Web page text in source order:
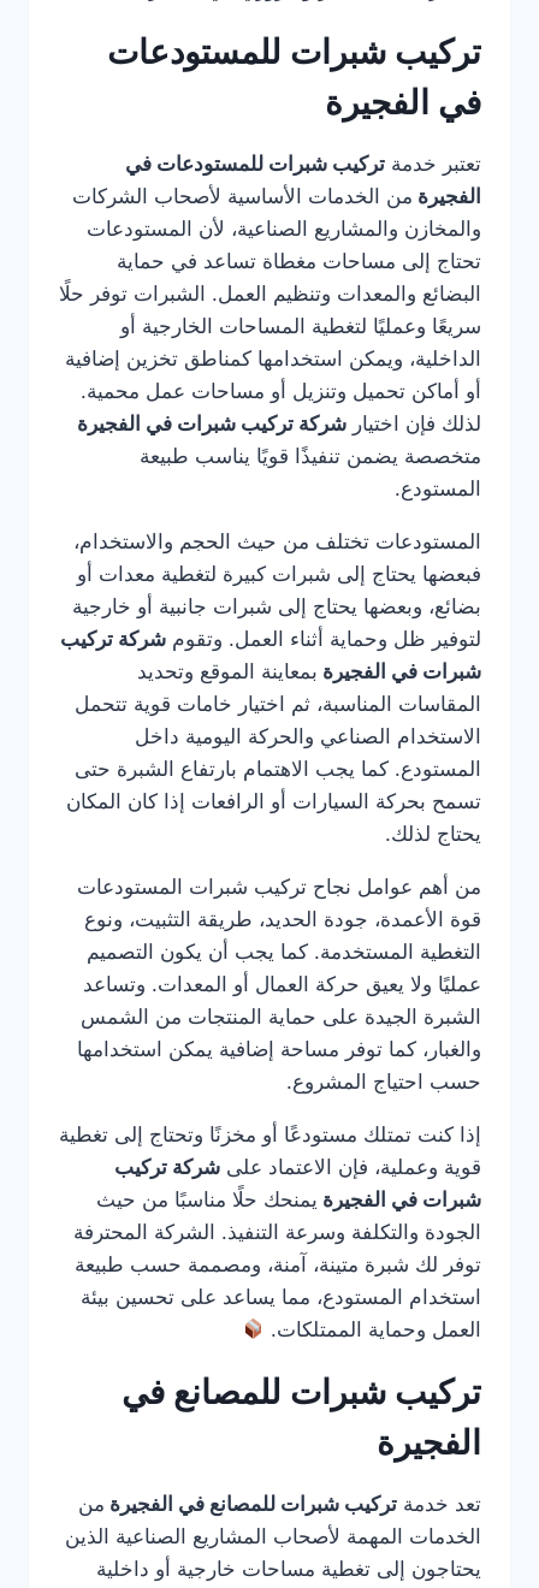
تركيب شبرات للمستودعات
في الفجيرة
تعتبر خدمة تركيب شبرات للمستودعات في
الفجيرة من الخدمات الأساسية لأصحاب الشركات
والمخازن والمشاريع الصناعية، لأن المستودعات
تحتاج إلى مساحات مغطاة تساعد في حماية
البضائع والمعدات وتنظيم العمل. الشبرات توفر حلًا
سريعًا وعمليًا لتغطية المساحات الخارجية أو
الداخلية، ويمكن استخدامها كمناطق تخزين إضافية
أو أماكن تحميل وتنزيل أو مساحات عمل محمية.
لذلك فإن اختيار شركة تركيب شبرات في الفجيرة
متخصصة يضمن تنفيذًا قويًا يناسب طبيعة
المستودع.
المستودعات تختلف من حيث الحجم والاستخدام،
فبعضها يحتاج إلى شبرات كبيرة لتغطية معدات أو
بضائع، وبعضها يحتاج إلى شبرات جانبية أو خارجية
لتوفير ظل وحماية أثناء العمل. وتقوم شركة تركيب
شبرات في الفجيرة بمعاينة الموقع وتحديد
المقاسات المناسبة، ثم اختيار خامات قوية تتحمل
الاستخدام الصناعي والحركة اليومية داخل
المستودع. كما يجب الاهتمام بارتفاع الشبرة حتى
تسمح بحركة السيارات أو الرافعات إذا كان المكان
يحتاج لذلك.
من أهم عوامل نجاح تركيب شبرات المستودعات
قوة الأعمدة، جودة الحديد، طريقة التثبيت، ونوع
التغطية المستخدمة. كما يجب أن يكون التصميم
عمليًا ولا يعيق حركة العمال أو المعدات. وتساعد
الشبرة الجيدة على حماية المنتجات من الشمس
والغبار، كما توفر مساحة إضافية يمكن استخدامها
حسب احتياج المشروع.
إذا كنت تمتلك مستودعًا أو مخزنًا وتحتاج إلى تغطية
قوية وعملية، فإن الاعتماد على شركة تركيب
شبرات في الفجيرة يمنحك حلًا مناسبًا من حيث
الجودة والتكلفة وسرعة التنفيذ. الشركة المحترفة
توفر لك شبرة متينة، آمنة، ومصممة حسب طبيعة
استخدام المستودع، مما يساعد على تحسين بيئة
العمل وحماية الممتلكات.
تركيب شبرات للمصانع في
الفجيرة
تعد خدمة تركيب شبرات للمصانع في الفجيرة من
الخدمات المهمة لأصحاب المشاريع الصناعية الذين
يحتاجون إلى تغطية مساحات خارجية أو داخلية